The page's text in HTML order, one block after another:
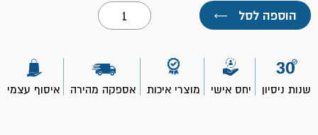
הוספה לסל ←
כמות
של
תיק
עבודה
שנות ניסיון יחס אישי מוצרי איכות אספקה מהירה איסוף עצמי